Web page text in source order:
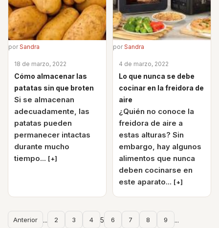
porSandra
18 de marzo, 2022
Cómo almacenar las
patatas sin que broten
Si se almacenan
adecuadamente, las
patatas pueden
permanecer intactas
durante mucho
tiempo... [+]
porSandra
4 de marzo, 2022
Lo que nunca se debe
cocinar en la freidora de
aire
¿Quién no conoce la
freidora de aire a
estas alturas? Sin
embargo, hay algunos
alimentos que nunca
deben cocinarse en
este aparato... [+]
Anterior ... 2 3 4 5 6 7 8 9 ...